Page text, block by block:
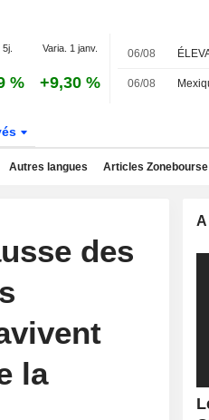
Varia. 1 janv.
% +9,30 %
06/08
06/08
Autres langues Articles Zonebourse
des
la